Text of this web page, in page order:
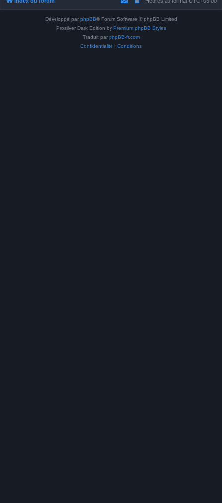
Développé par phpBB® Forum Software © phpBB Limited
Prosilver Dark Edition by Premium phpBB Styles
Traduit par phpBB-fr.com
Confidentialité | Conditions